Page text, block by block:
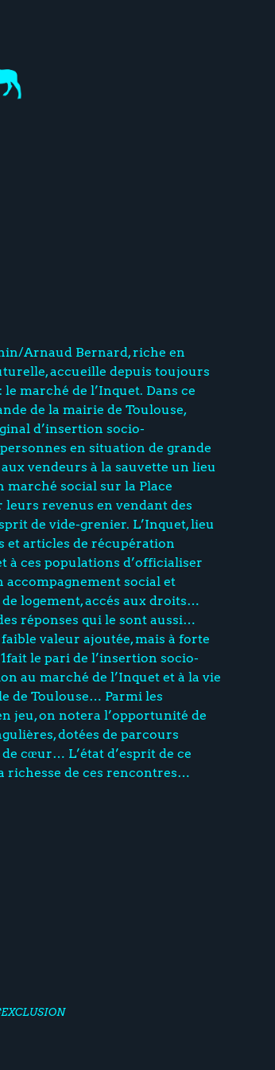
Arnaud Bernard, riche en
accueille depuis toujours
marché de l’Inquet. Dans ce
de la mairie de Toulouse,
d’insertion socio-
en situation de grande
vendeurs à la sauvette un lieu
social sur la Place
revenus en vendant des
de vide-grenier. L’Inquet, lieu
et articles de récupération
à ces populations d’officialiser
accompagnement social et
logement, accés aux droits…
réponses qui le sont aussi…
valeur ajoutée, mais à forte
le pari de l’insertion socio-
au marché de l’Inquet et à la vie
de Toulouse… Parmi les
jeu, on notera l’opportunité de
dotées de parcours
cœur… L’état d’esprit de ce
richesse de ces rencontres…